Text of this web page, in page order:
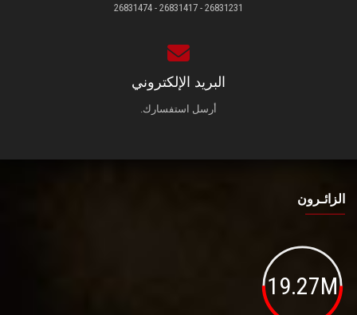
26831231 - 26831417 - 26831474
البريد الإلكتروني
أرسل استفسارك.
الزائـرون
19.27M